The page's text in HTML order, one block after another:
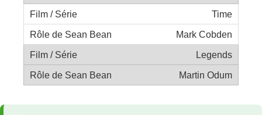
Time
Mark Cobden
Legends
Martin Odum